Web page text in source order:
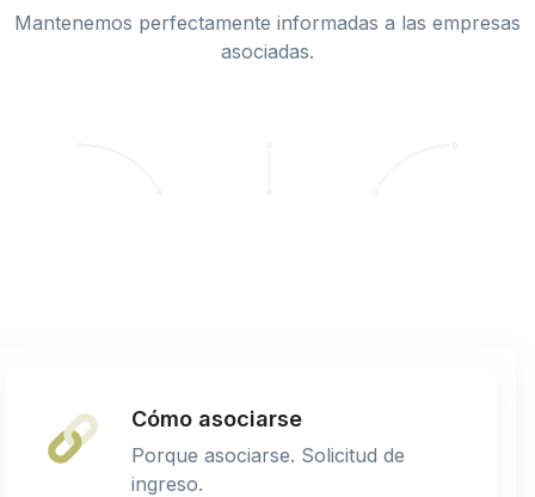
Mantenemos perfectamente informadas a las empresas
asociadas.
Cómo asociarse
Porque asociarse. Solicitud de
ingreso.